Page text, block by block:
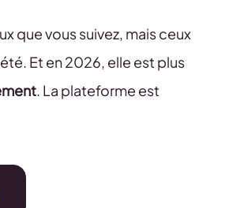
que vous suivez, mais ceux
Et en 2026, elle est plus
. La plateforme est